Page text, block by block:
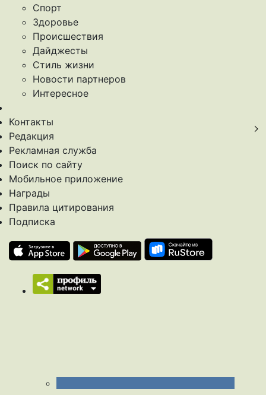
Спорт
Здоровье
Происшествия
Дайджесты
Стиль жизни
Новости партнеров
Интересное
Контакты
Редакция
Рекламная служба
Поиск по сайту
Мобильное приложение
Награды
Правила цитирования
Подписка